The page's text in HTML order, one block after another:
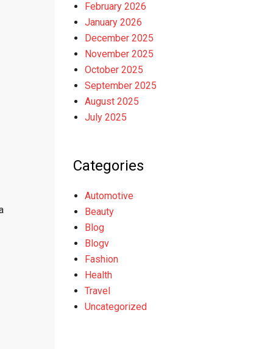
February 2026
January 2026
December 2025
November 2025
October 2025
September 2025
August 2025
July 2025
Categories
Automotive
Beauty
Blog
Blogv
Fashion
Health
Travel
Uncategorized